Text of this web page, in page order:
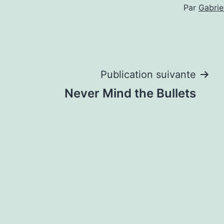
Par
Navigation
Publication suivante
Never Mind the Bullets